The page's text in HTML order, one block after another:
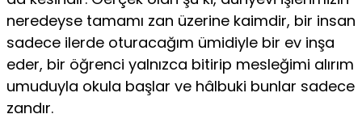
neredeyse tamamı zan üzerine kaimdir, bir insan
sadece ilerde oturacağım ümidiyle bir ev inşa
eder, bir öğrenci yalnızca bitirip mesleğimi alırım
umuduyla okula başlar ve hâlbuki bunlar sadece
zandır.